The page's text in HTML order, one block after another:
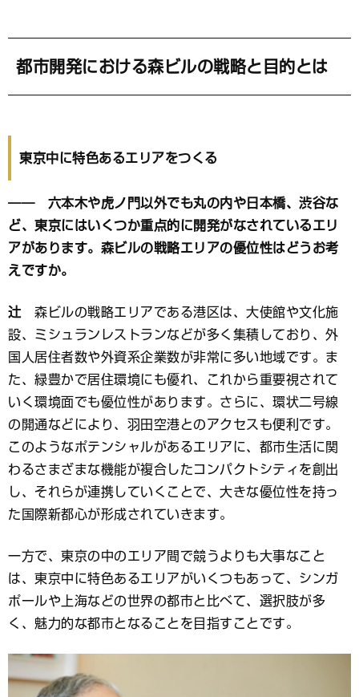
都市開発における森ビルの戦略と目的とは
東京中に特色あるエリアをつくる
―― 六本木や虎ノ門以外でも丸の内や日本橋、渋谷な
ど、東京にはいくつか重点的に開発がなされているエリ
アがあります。森ビルの戦略エリアの優位性はどうお考
えですか。
辻 森ビルの戦略エリアである港区は、大使館や文化施
設、ミシュランレストランなどが多く集積しており、外
国人居住者数や外資系企業数が非常に多い地域です。ま
た、緑豊かで居住環境にも優れ、これから重要視されて
いく環境面でも優位性があります。さらに、環状二号線
の開通などにより、羽田空港とのアクセスも便利です。
このようなポテンシャルがあるエリアに、都市生活に関
わるさまざまな機能が複合したコンパクトシティを創出
し、それらが連携していくことで、大きな優位性を持っ
た国際新都心が形成されていきます。
一方で、東京の中のエリア間で競うよりも大事なこと
は、東京中に特色あるエリアがいくつもあって、シンガ
ポールや上海などの世界の都市と比べて、選択肢が多
く、魅力的な都市となることを目指すことです。